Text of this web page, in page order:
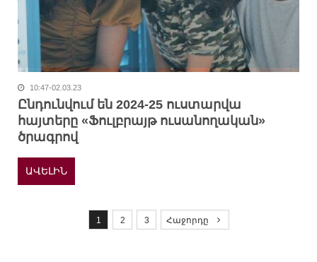
10:47-02.03.23
Ընդունվում են 2024-25 ուստարվա
հայտերը «Ֆուլբրայթ ուսանողական»
ծրագրով
ԱՎԵԼԻՆ
1 2 3 Հաջորդը